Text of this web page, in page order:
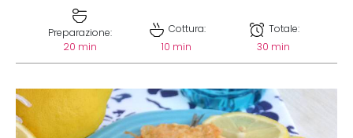
Preparazione:
20 min
Cottura:
10 min
Totale:
30 min